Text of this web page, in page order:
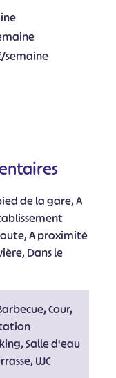
semaine
de la gare, A
A proximité
Dans le
Cour,
Salle d'eau
WC